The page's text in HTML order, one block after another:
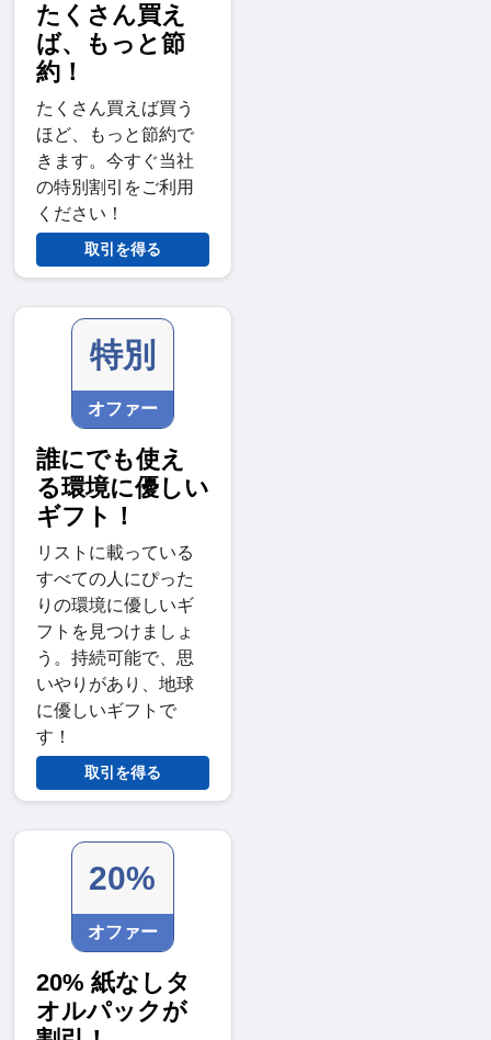
たくさん買え
ば、もっと節
約！
たくさん買えば買う
ほど、もっと節約で
きます。今すぐ当社
の特別割引をご利用
ください！
取引を得る
特別
オファー
誰にでも使え
る環境に優しい
ギフト！
リストに載っている
すべての人にぴった
りの環境に優しいギ
フトを見つけましょ
う。持続可能で、思
いやりがあり、地球
に優しいギフトで
す！
取引を得る
20%
オファー
20% 紙なしタ
オルパックが